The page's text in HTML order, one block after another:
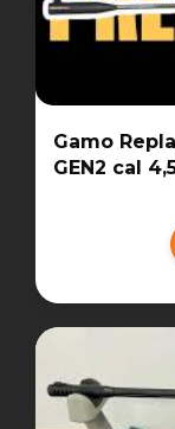
Gamo
GEN2 cal